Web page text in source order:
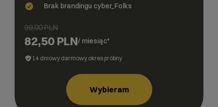
Brak brandingu cyber_Folks
99,00 PLN
82,50 PLN/ miesiąc*
14 dniowy darmowy okres próbny
Wybieram